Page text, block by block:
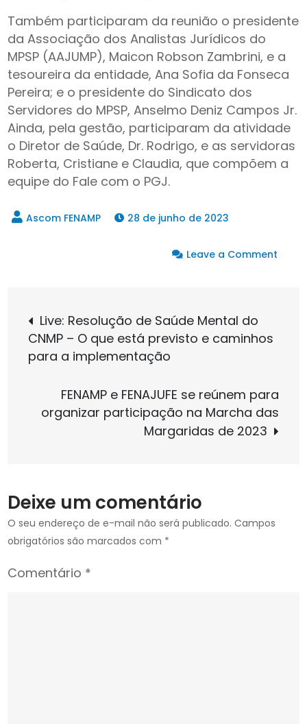
Também participaram da reunião o presidente
da Associação dos Analistas Jurídicos do
MPSP (AAJUMP), Maicon Robson Zambrini, e a
tesoureira da entidade, Ana Sofia da Fonseca
Pereira; e o presidente do Sindicato dos
Servidores do MPSP, Anselmo Deniz Campos Jr.
Ainda, pela gestão, participaram da atividade
o Diretor de Saúde, Dr. Rodrigo, e as servidoras
Roberta, Cristiane e Claudia, que compõem a
equipe do Fale com o PGJ.
28 de junho de 2023
Leave a Comment
do
MPSP
e
Navegação
de
Post
Live: Resolução de Saúde Mental do
CNMP – O que está previsto e caminhos
para a implementação
FENAMP e FENAJUFE se reúnem para
organizar participação na Marcha das
Margaridas de 2023
Deixe um comentário
O seu endereço de e-mail não será publicado. Campos
obrigatórios são marcados com *
Comentário *